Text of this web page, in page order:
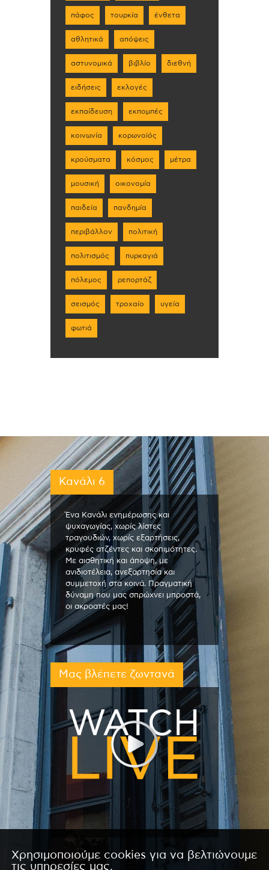
πάφος τουρκία ένθετα
αθλητικά απόψεις
αστυνομικά βιβλίο διεθνή
ειδήσεις εκλογές
εκπαίδευση εκπομπές
κοινωνία κορωνοϊός
κρούσματα κόσμος μέτρα
μουσική οικονομία
παιδεία πανδημία
περιβάλλον πολιτική
πολιτισμός πυρκαγιά
πόλεμος ρεπορτάζ
σεισμός τροχαίο υγεία
φωτιά
Κανάλι 6
Ένα Κανάλι ενημέρωσης και
ψυχαγωγίας, χωρίς λίστες
τραγουδιών, χωρίς εξαρτήσεις,
κρυφές ατζέντες και σκοπιμότητες.
Με αισθητική και άποψη, με
ανιδιοτέλεια, ανεξαρτησία και
συμμετοχή στα κοινά. Πραγματική
δύναμη που μας σπρώχνει μπροστά,
οι ακροατές μας!
Μας βλέπετε ζωντανά
Χρησιμοποιούμε cookies για να βελτιώνουμε
τις υπηρεσίες μας.